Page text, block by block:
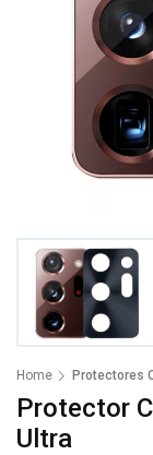
Home Protectores
Protector
Ultra